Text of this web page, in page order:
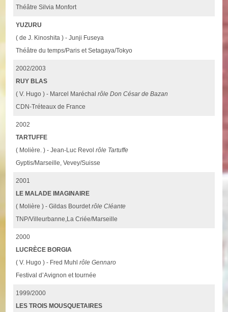
Théâtre Silvia Monfort
YUZURU
( de J. Kinoshita ) - Junji Fuseya
Théâtre du temps/Paris et Setagaya/Tokyo
2002/2003
RUY BLAS
( V. Hugo ) - Marcel Maréchalrôle Don César de Bazan
CDN-Tréteaux de France
2002
TARTUFFE
( Molière. ) - Jean-Luc Revolrôle Tartuffe
Gyptis/Marseille, Vevey/Suisse
2001
LE MALADE IMAGINAIRE
( Molière ) - Gildas Bourdetrôle Cléante
TNP/Villeurbanne,La Criée/Marseille
2000
LUCRÈCE BORGIA
( V. Hugo ) - Fred Muhlrôle Gennaro
Festival d’Avignon et tournée
1999/2000
LES TROIS MOUSQUETAIRES